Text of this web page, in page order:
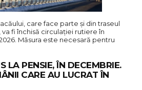
care face parte și din traseul
fi închisă circulației rutiere în
Măsura este necesară pentru
LA PENSIE, ÎN DECEMBRIE.
CARE AU LUCRAT ÎN